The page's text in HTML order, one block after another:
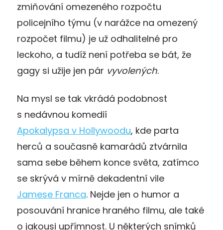
zmiňování omezeného rozpočtu
policejního týmu (v narážce na omezený
rozpočet filmu) je už odhalitelné pro
leckoho, a tudíž není potřeba se bát, že
gagy si užije jen pár vyvolených.
Na mysl se tak vkrádá podobnost
s nedávnou komedií
Apokalypsa v Hollywoodu, kde parta
herců a současně kamarádů ztvárnila
sama sebe během konce světa, zatímco
se skrývá v mírně dekadentní vile
Jamese Franca. Nejde jen o humor a
posouvání hranice hraného filmu, ale také
o jakousi upřímnost. U některých snímků